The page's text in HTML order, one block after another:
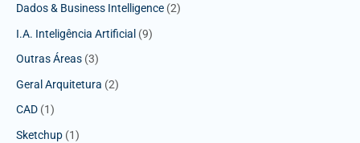
Dados & Business Intelligence (2)
I.A. Inteligência Artificial (9)
Outras Áreas (3)
Geral Arquitetura (2)
CAD (1)
Sketchup (1)